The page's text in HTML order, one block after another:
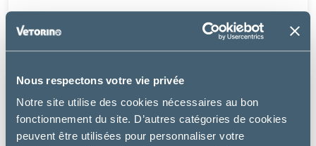
Nous respectons votre vie privée
Notre site utilise des cookies nécessaires au bon
fonctionnement du site. D’autres catégories de cookies
peuvent être utilisées pour personnaliser votre